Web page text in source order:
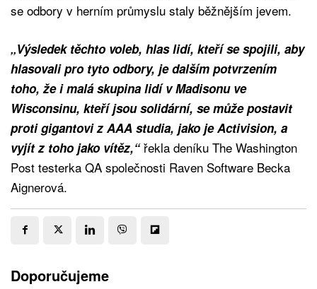
se odbory v herním průmyslu staly běžnějším jevem.
„Výsledek těchto voleb, hlas lidí, kteří se spojili, aby
hlasovali pro tyto odbory, je dalším potvrzením
toho, že i malá skupina lidí v Madisonu ve
Wisconsinu, kteří jsou solidární, se může postavit
proti gigantovi z AAA studia, jako je Activision, a
vyjít z toho jako vítěz,“řekla deníku The Washington
Post testerka QA společnosti Raven Software Becka
Aignerová.
Doporučujeme